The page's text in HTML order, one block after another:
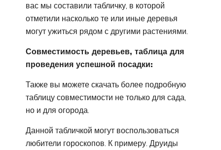
вас мы составили табличку, в которой
отметили насколько те или иные деревья
могут ужиться рядом с другими растениями.
Совместимость деревьев, таблица для
проведения успешной посадки:
Также вы можете скачать более подробную
таблицу совместимости не только для сада,
но и для огорода.
Данной табличкой могут воспользоваться
любители гороскопов. К примеру. Друиды